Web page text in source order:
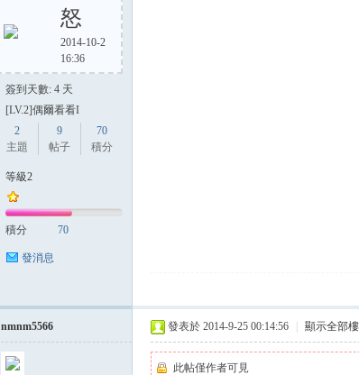
怒
2014-10-2
16:36
簽到天數: 4 天
[LV.2]偶爾看看I
2
主題
9
帖子
70
積分
等級2
積分 70
發消息
nmnm5566 發表於 2014-9-25 00:14:56 顯示全部
此帖僅作者可見